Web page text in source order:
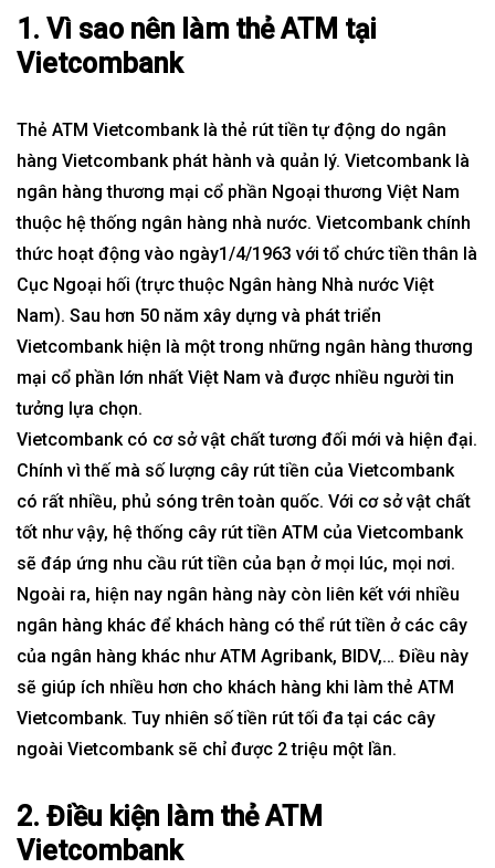
1. Vì sao nên làm thẻ ATM tại
Vietcombank
Thẻ ATM Vietcombank là thẻ rút tiền tự động do ngân
hàng Vietcombank phát hành và quản lý. Vietcombank là
ngân hàng thương mại cổ phần Ngoại thương Việt Nam
thuộc hệ thống ngân hàng nhà nước. Vietcombank chính
thức hoạt động vào ngày1/4/1963 với tổ chức tiền thân là
Cục Ngoại hối (trực thuộc Ngân hàng Nhà nước Việt
Nam). Sau hơn 50 năm xây dựng và phát triển
Vietcombank hiện là một trong những ngân hàng thương
mại cổ phần lớn nhất Việt Nam và được nhiều người tin
tưởng lựa chọn.
Vietcombank có cơ sở vật chất tương đối mới và hiện đại.
Chính vì thế mà số lượng cây rút tiền của Vietcombank
có rất nhiều, phủ sóng trên toàn quốc. Với cơ sở vật chất
tốt như vậy, hệ thống cây rút tiền ATM của Vietcombank
sẽ đáp ứng nhu cầu rút tiền của bạn ở mọi lúc, mọi nơi.
Ngoài ra, hiện nay ngân hàng này còn liên kết với nhiều
ngân hàng khác để khách hàng có thể rút tiền ở các cây
của ngân hàng khác như ATM Agribank, BIDV,… Điều này
sẽ giúp ích nhiều hơn cho khách hàng khi làm thẻ ATM
Vietcombank. Tuy nhiên số tiền rút tối đa tại các cây
ngoài Vietcombank sẽ chỉ được 2 triệu một lần.
2. Điều kiện làm thẻ ATM
Vietcombank